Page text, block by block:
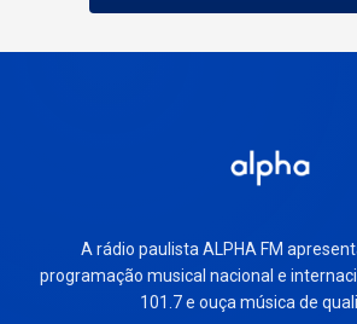
A rádio paulista ALPHA FM
programação musical nacional e
101.7 e ouça música de